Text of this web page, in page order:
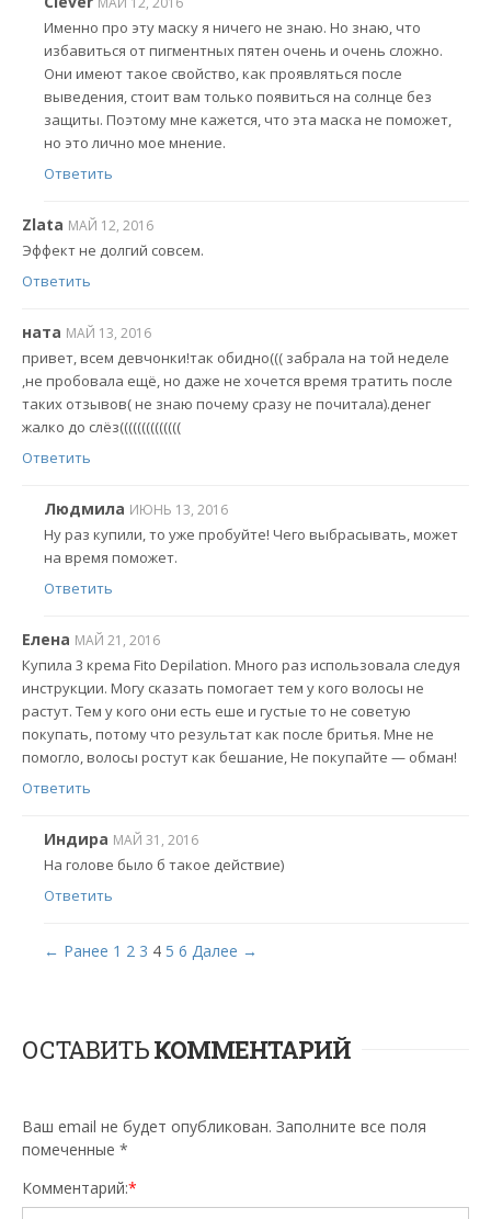
Именно про эту маску я ничего не знаю. Но знаю, что
избавиться от пигментных пятен очень и очень сложно.
Они имеют такое свойство, как проявляться после
выведения, стоит вам только появиться на солнце без
защиты. Поэтому мне кажется, что эта маска не поможет,
но это лично мое мнение.
Ответить
Zlata МАЙ 12, 2016
Эффект не долгий совсем.
Ответить
ната МАЙ 13, 2016
привет, всем девчонки!так обидно((( забрала на той неделе
,не пробовала ещё, но даже не хочется время тратить после
таких отзывов( не знаю почему сразу не почитала).денег
жалко до слёз((((((((((((((
Ответить
Людмила ИЮНЬ 13, 2016
Ну раз купили, то уже пробуйте! Чего выбрасывать, может
на время поможет.
Ответить
Елена МАЙ 21, 2016
Купила 3 крема Fito Depilation. Много раз использовала следуя
инструкции. Могу сказать помогает тем у кого волосы не
растут. Тем у кого они есть еше и густые то не советую
покупать, потому что результат как после бритья. Мне не
помогло, волосы ростут как бешание, Не покупайте — обман!
Ответить
Индира МАЙ 31, 2016
На голове было б такое действие)
Ответить
← Ранее 1 2 3 4 5 6 Далее →
ОСТАВИТЬКОММЕНТАРИЙ
Ваш email не будет опубликован. Заполните все поля
помеченные *
Комментарий:*